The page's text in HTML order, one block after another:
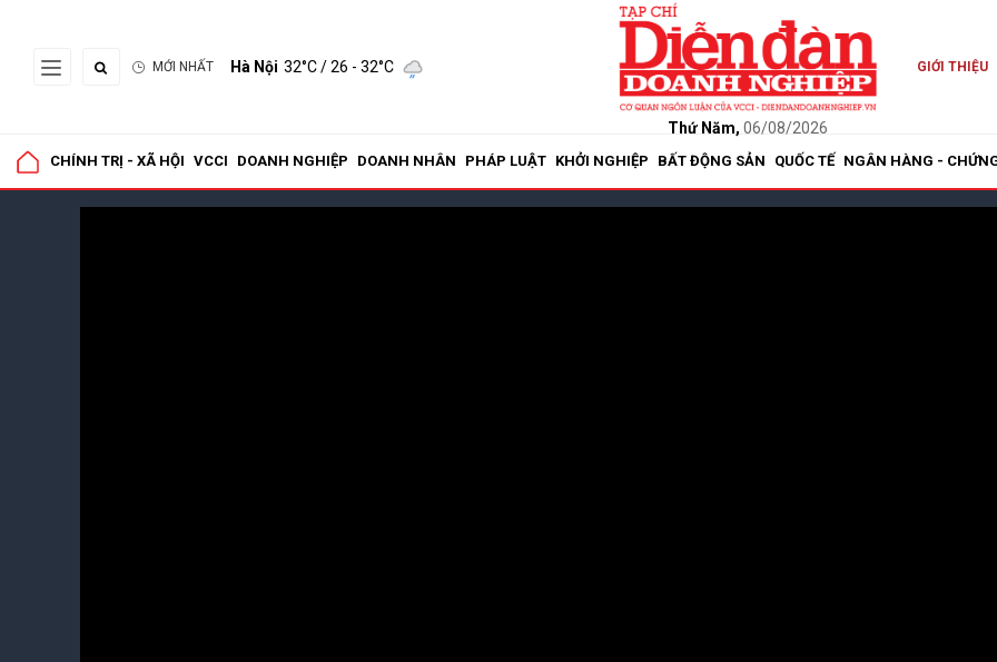
MỚI NHẤT Hà Nội 32°C/ 26 - 32°C
Thứ Năm, 06/08/2026
GIỚI THIỆU
CHÍNH TRỊ - XÃ HỘI VCCI DOANH NGHIỆP DOANH NHÂN PHÁP LUẬT KHỞI NGHIỆP BẤT ĐỘNG SẢN QUỐC TẾ NGÂN HÀNG -